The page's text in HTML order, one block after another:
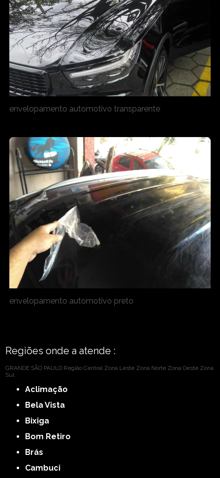
envelopamento automotivo transparente
envelopamento automotivo preto
Regiões onde a atende :
GRANDE SÃO PAULO Região Central Zona Leste Zona Norte Zona Oeste Zona
Sul
Aclimação
Bela Vista
Bixiga
Bom Retiro
Brás
Cambuci